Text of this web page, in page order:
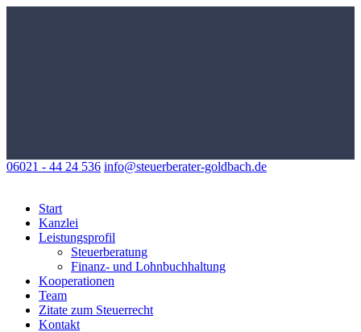
06021 - 44 24 536 info@steuerberater-goldbach.de
Start
Kanzlei
Leistungsprofil
Steuerberatung
Finanz- und Lohnbuchhaltung
Kooperationen
Team
Zitate zum Steuerrecht
Kontakt